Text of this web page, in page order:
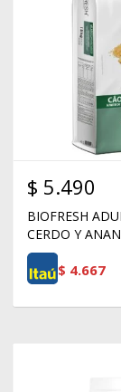
$ 5.490
BIOFRESH
CERDO Y
$ 4.667